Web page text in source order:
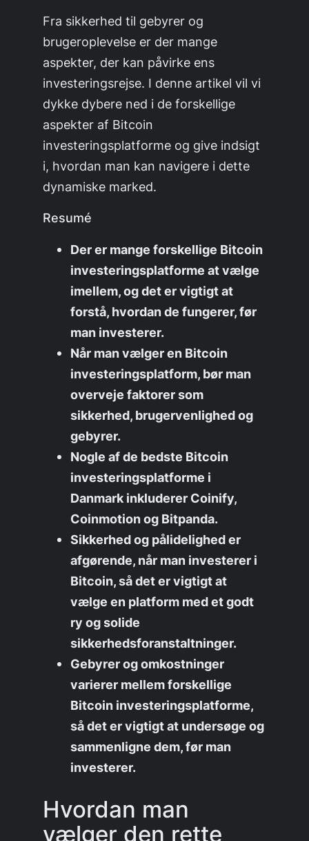
Fra sikkerhed til gebyrer og
brugeroplevelse er der mange
aspekter, der kan påvirke ens
investeringsrejse. I denne artikel vil vi
dykke dybere ned i de forskellige
aspekter af Bitcoin
investeringsplatforme og give indsigt
i, hvordan man kan navigere i dette
dynamiske marked.
Resumé
Der er mange forskellige Bitcoin
investeringsplatforme at vælge
imellem, og det er vigtigt at
forstå, hvordan de fungerer, før
man investerer.
Når man vælger en Bitcoin
investeringsplatform, bør man
overveje faktorer som
sikkerhed, brugervenlighed og
gebyrer.
Nogle af de bedste Bitcoin
investeringsplatforme i
Danmark inkluderer Coinify,
Coinmotion og Bitpanda.
Sikkerhed og pålidelighed er
afgørende, når man investerer i
Bitcoin, så det er vigtigt at
vælge en platform med et godt
ry og solide
sikkerhedsforanstaltninger.
Gebyrer og omkostninger
varierer mellem forskellige
Bitcoin investeringsplatforme,
så det er vigtigt at undersøge og
sammenligne dem, før man
investerer.
Hvordan man
vælger den rette